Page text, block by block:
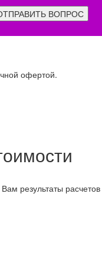
ВОПРОС
офертой.
результаты расчетов